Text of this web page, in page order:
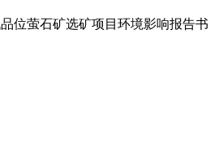
位萤石矿选矿项目环境影响报告书